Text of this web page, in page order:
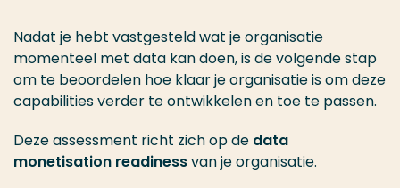
Nadat je hebt vastgesteld wat je organisatie
momenteel met data kan doen, is de volgende stap
om te beoordelen hoe klaar je organisatie is om deze
capabilities verder te ontwikkelen en toe te passen.
Deze assessment richt zich op de data
monetisation readinessvan je organisatie.